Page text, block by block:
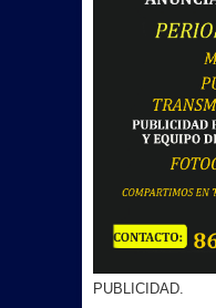
PUBLICIDAD.